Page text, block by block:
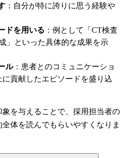
：自分が特に誇りに思う経験や
ドを用いる ：例として「CT検査
」といった具体的な成果を示
ル：患者とのコミュニケーショ
貢献したエピソードを盛り込
を与えることで、採用担当者の
体を読んでもらいやすくなりま